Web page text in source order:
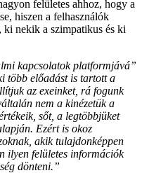
felületes ahhoz, hogy a
hiszen a felhasználók
nekik a szimpatikus és ki
kapcsolatok platformjává”
több előadást is tartott a
az exeinket, rá fogunk
nem a kinézetük a
sőt, a legtöbbjüket
Ezért is okoz
akik tulajdonképpen
ilyen felületes információk
dönteni.”